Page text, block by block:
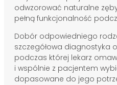
odwzorować naturalne
pełną funkcjonalność
Dobór odpowiedniego
szczegółowa diagnostyka
podczas której lekarz
i wspólnie z pacjentem
dopasowane do jego